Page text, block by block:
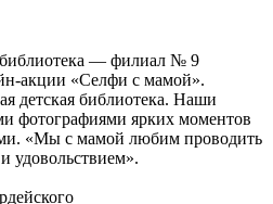
— филиал № 9
акции «Селфи с мамой».
детская библиотека. Наши
фотографиями ярких моментов
«Мы с мамой любим проводить
удовольствием».